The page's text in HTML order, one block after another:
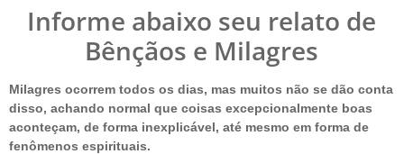
RelatoDeMilagre
Informe abaixo seu relato de
Bênçãos e Milagres
Milagres ocorrem todos os dias, mas muitos não se dão conta
disso, achando normal que coisas excepcionalmente boas
aconteçam, de forma inexplicável, até mesmo em forma de
fenômenos espirituais.